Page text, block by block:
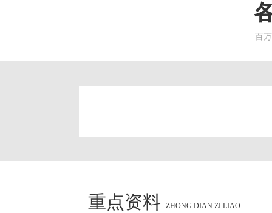
百
重点资料 ZHONG DIAN ZI LIAO